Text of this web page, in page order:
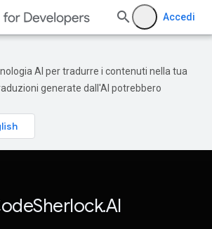
Accedi
AI per tradurre i contenuti nella tua
generate dall'AI potrebbero